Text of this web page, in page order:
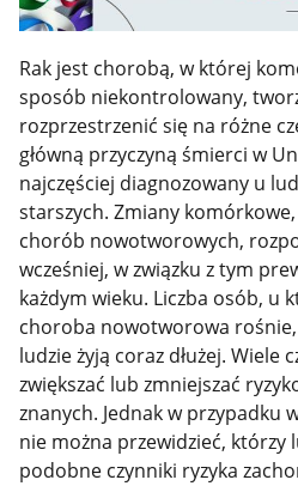
Rak jest chorobą, w której
sposób niekontrolowany,
rozprzestrzenić się na różne
główną przyczyną śmierci w
najczęściej diagnozowany u
starszych. Zmiany
chorób nowotworowych,
wcześniej, w związku z tym
każdym wieku. Liczba osób, u
choroba nowotworowa
ludzie żyją coraz dłużej. Wiele
zwiększać lub zmniejszać
znanych. Jednak w przypadku
nie można przewidzieć, którzy
podobne czynniki ryzyka